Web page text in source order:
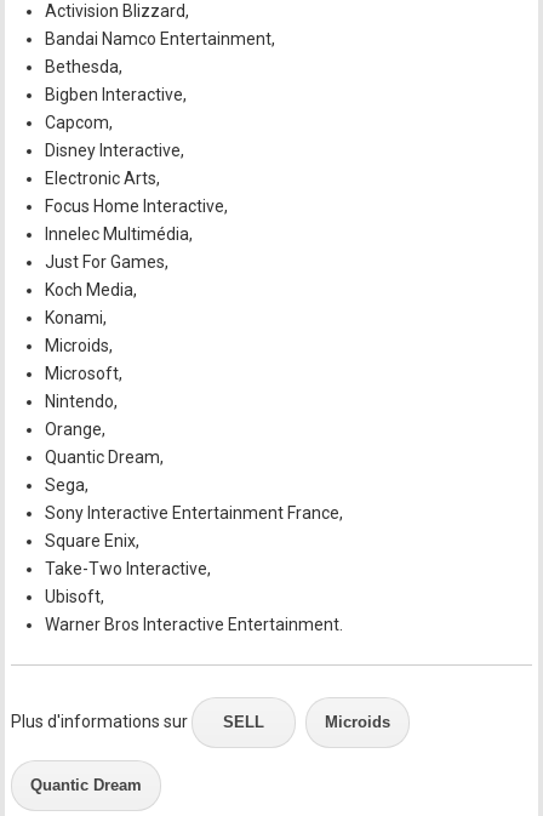
Activision Blizzard,
Bandai Namco Entertainment,
Bethesda,
Bigben Interactive,
Capcom,
Disney Interactive,
Electronic Arts,
Focus Home Interactive,
Innelec Multimédia,
Just For Games,
Koch Media,
Konami,
Microids,
Microsoft,
Nintendo,
Orange,
Quantic Dream,
Sega,
Sony Interactive Entertainment France,
Square Enix,
Take-Two Interactive,
Ubisoft,
Warner Bros Interactive Entertainment.
Plus d'informations sur SELL Microids
Quantic Dream